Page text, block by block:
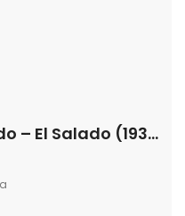
Se vende finca Envigado – El Salado (193290824)